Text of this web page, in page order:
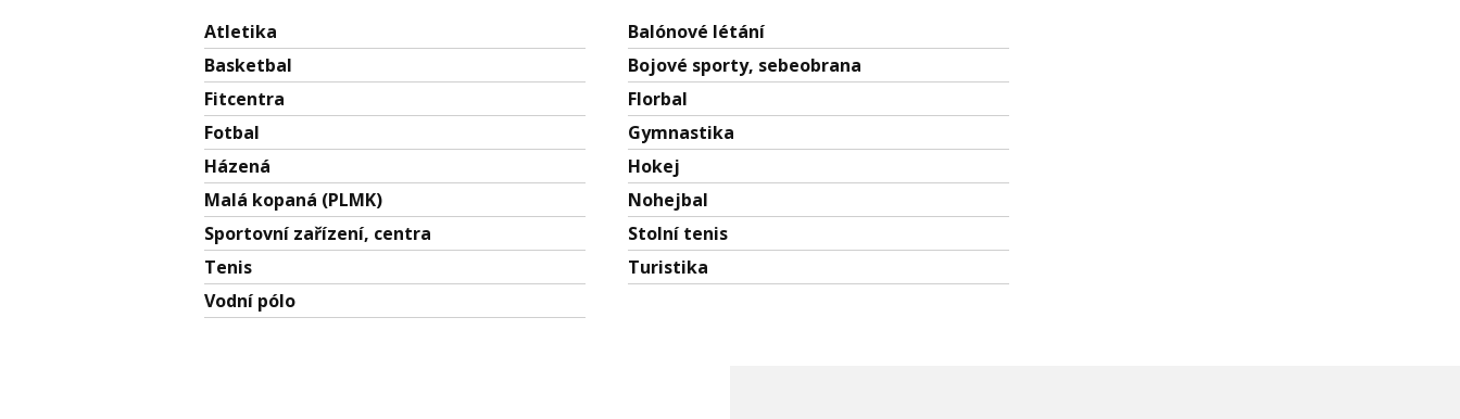
Atletika
Balónové létání
Basketbal
Bojové sporty, sebeobrana
Fitcentra
Florbal
Fotbal
Gymnastika
Házená
Hokej
Malá kopaná (PLMK)
Nohejbal
Sportovní zařízení, centra
Stolní tenis
Tenis
Turistika
Vodní pólo